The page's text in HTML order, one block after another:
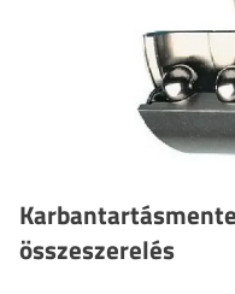
összeszerelés